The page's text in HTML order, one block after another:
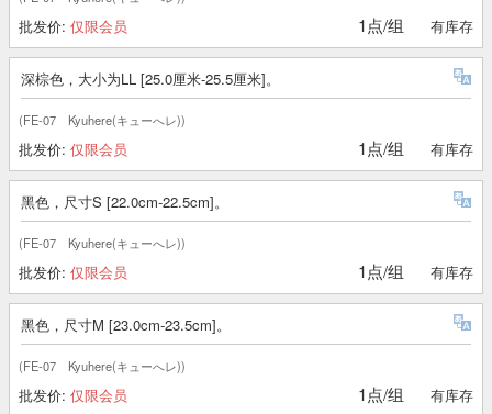
批发价: 仅限会员 1点/组 有库存
深棕色，大小为LL [25.0厘米-25.5厘米]。
(FE-07 Kyuhere(キューへレ))
批发价: 仅限会员 1点/组 有库存
黑色，尺寸S [22.0cm-22.5cm]。
(FE-07 Kyuhere(キューへレ))
批发价: 仅限会员 1点/组 有库存
黑色，尺寸M [23.0cm-23.5cm]。
(FE-07 Kyuhere(キューへレ))
批发价: 仅限会员 1点/组 有库存